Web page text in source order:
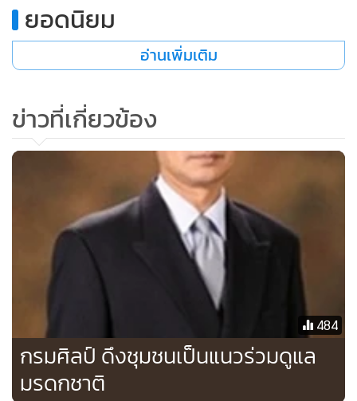
• อินโดจีน
• Celeb Online
• ญี่ปุ่น
• News1
ยอดนิยม
อ่านเพิ่มเติม
ข่าวที่เกี่ยวข้อง
484
กรมศิลป์ ดึงชุมชนเป็นแนวร่วมดูแล
มรดกชาติ